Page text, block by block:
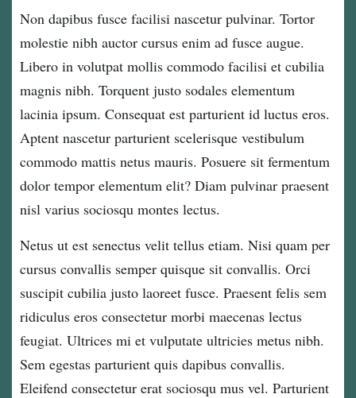
Non dapibus fusce facilisi nascetur pulvinar. Tortor
molestie nibh auctor cursus enim ad fusce augue.
Libero in volutpat mollis commodo facilisi et cubilia
magnis nibh. Torquent justo sodales elementum
lacinia ipsum. Consequat est parturient id luctus eros.
Aptent nascetur parturient scelerisque vestibulum
commodo mattis netus mauris. Posuere sit fermentum
dolor tempor elementum elit? Diam pulvinar praesent
nisl varius sociosqu montes lectus.
Netus ut est senectus velit tellus etiam. Nisi quam per
cursus convallis semper quisque sit convallis. Orci
suscipit cubilia justo laoreet fusce. Praesent felis sem
ridiculus eros consectetur morbi maecenas lectus
feugiat. Ultrices mi et vulputate ultricies metus nibh.
Sem egestas parturient quis dapibus convallis.
Eleifend consectetur erat sociosqu mus vel. Parturient